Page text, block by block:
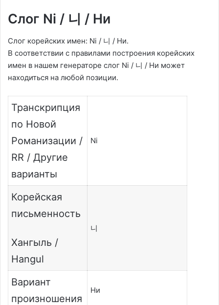
Слог Ni / 니 / Ни
Слог корейских имен: Ni / 니 / Ни.
В соответствии с правилами построения корейских
имен в нашем генераторе слог Ni / 니 / Ни может
находиться на любой позиции.
Транскрипция
по Новой
Романизации /
RR / Другие
варианты
Ni
Корейская
письменность
Хангыль /
Hangul
니
Вариант
произношения
Ни